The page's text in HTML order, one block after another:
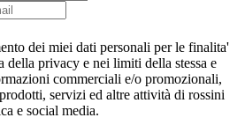
dei miei dati personali per le finalita'
della privacy e nei limiti della stessa e
commerciali e/o promozionali,
servizi ed altre attività di rossini
e social media.